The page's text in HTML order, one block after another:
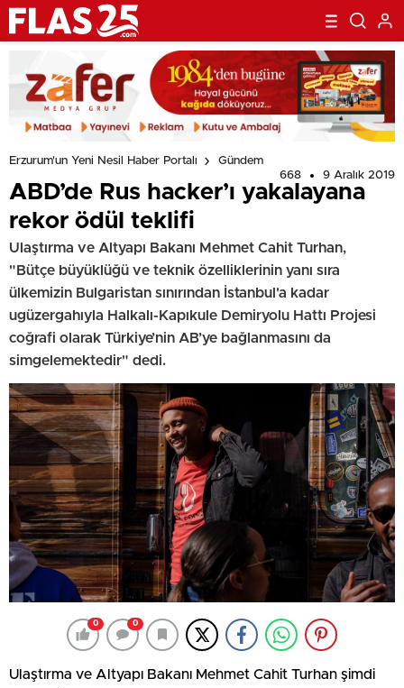
Erzurum'un Yeni Nesil Haber Portalı
Gündem
668
9 Aralık 2019
ABD’de Rus hacker’ı yakalayana
rekor ödül teklifi
Ulaştırma ve Altyapı Bakanı Mehmet Cahit Turhan,
"Bütçe büyüklüğü ve teknik özelliklerinin yanı sıra
ülkemizin Bulgaristan sınırından İstanbul'a kadar
ugüzergahıyla Halkalı-Kapıkule Demiryolu Hattı Projesi
coğrafi olarak Türkiye’nin AB’ye bağlanmasını da
simgelemektedir" dedi.
0 0
Ulaştırma ve Altyapı Bakanı Mehmet Cahit Turhan şimdi